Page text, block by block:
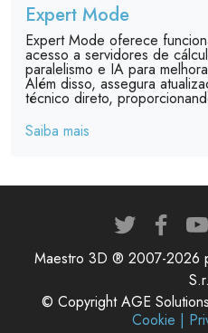
Expert Mode
Expert Mode oferece
acesso a servidores de
paralelismo e IA para
Além disso, assegura
técnico direto,
Saiba mais
Maestro 3D ® 2007-2026
© Copyright AGE
Cookie |